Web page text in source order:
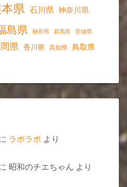
県 石川県 神奈川県
島県 秋田県 群馬県 茨城県
県 香川県 高知県 鳥取県
ラポラポ より
昭和のチエちゃん より